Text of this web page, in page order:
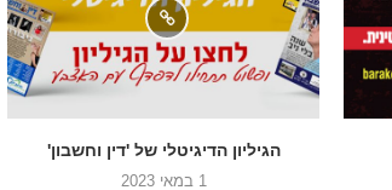
הגיליון הדיגיטלי של 'דין וחשבון'
1 במאי 2023